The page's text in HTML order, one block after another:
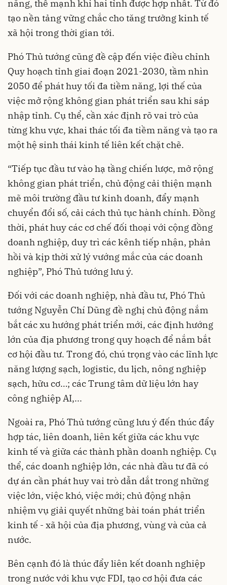
năng, thế mạnh khi hai tỉnh được hợp nhất. Từ đó
tạo nền tảng vững chắc cho tăng trưởng kinh tế
xã hội trong thời gian tới.
Phó Thủ tướng cũng đề cập đến việc điều chỉnh
Quy hoạch tỉnh giai đoạn 2021-2030, tầm nhìn
2050 để phát huy tối đa tiềm năng, lợi thế của
việc mở rộng không gian phát triển sau khi sáp
nhập tỉnh. Cụ thể, cần xác định rõ vai trò của
từng khu vực, khai thác tối đa tiềm năng và tạo ra
một hệ sinh thái kinh tế liên kết chặt chẽ.
“Tiếp tục đầu tư vào hạ tầng chiến lược, mở rộng
không gian phát triển, chủ động cải thiện mạnh
mẽ môi trường đầu tư kinh doanh, đẩy mạnh
chuyển đổi số, cải cách thủ tục hành chính. Đồng
thời, phát huy các cơ chế đối thoại với cộng đồng
doanh nghiệp, duy trì các kênh tiếp nhận, phản
hồi và kịp thời xử lý vướng mắc của các doanh
nghiệp”, Phó Thủ tướng lưu ý.
Đối với các doanh nghiệp, nhà đầu tư, Phó Thủ
tướng Nguyễn Chí Dũng đề nghị chủ động nắm
bắt các xu hướng phát triển mới, các định hướng
lớn của địa phương trong quy hoạch để nắm bắt
cơ hội đầu tư. Trong đó, chú trọng vào các lĩnh lực
năng lượng sạch, logistic, du lịch, nông nghiệp
sạch, hữu cơ…; các Trung tâm dữ liệu lớn hay
công nghiệp AI,...
Ngoài ra, Phó Thủ tướng cũng lưu ý đến thúc đẩy
hợp tác, liên doanh, liên kết giữa các khu vực
kinh tế và giữa các thành phần doanh nghiệp. Cụ
thể, các doanh nghiệp lớn, các nhà đầu tư đã có
dự án cần phát huy vai trò dẫn dắt trong những
việc lớn, việc khó, việc mới; chủ động nhận
nhiệm vụ giải quyết những bài toán phát triển
kinh tế - xã hội của địa phương, vùng và của cả
nước.
Bên cạnh đó là thúc đẩy liên kết doanh nghiệp
trong nước với khu vực FDI, tạo cơ hội đưa các